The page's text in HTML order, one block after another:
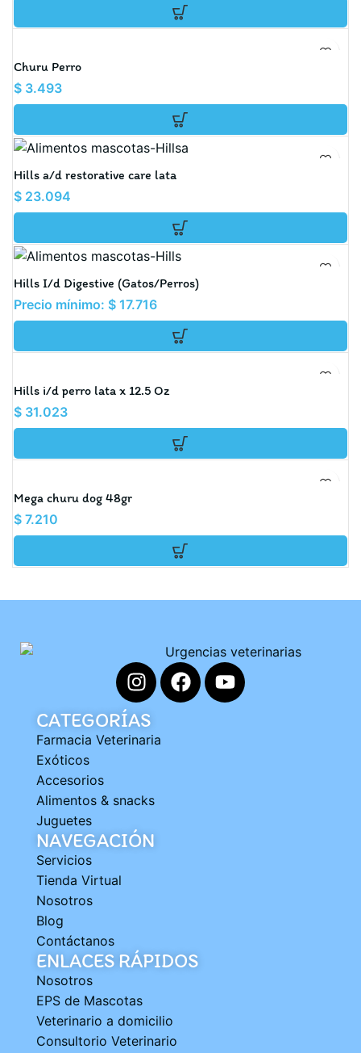
Churu Perro
$ 3.493
Hills a/d restorative care lata
$ 23.094
Hills I/d Digestive (Gatos/Perros)
Precio mínimo: $ 17.716
Hills i/d perro lata x 12.5 Oz
$ 31.023
Mega churu dog 48gr
$ 7.210
CATEGORÍAS
Farmacia Veterinaria
Exóticos
Accesorios
Alimentos & snacks
Juguetes
NAVEGACIÓN
Servicios
Tienda Virtual
Nosotros
Blog
Contáctanos
ENLACES RÁPIDOS
Nosotros
EPS de Mascotas
Veterinario a domicilio
Consultorio Veterinario